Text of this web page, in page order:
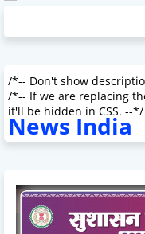
/*-- Don't show
/*-- If we are replacing
it'll be hidden in CSS. --*/
News India